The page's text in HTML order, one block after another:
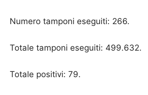
Numero tamponi eseguiti: 266.
Totale tamponi eseguiti: 499.632.
Totale positivi: 79.